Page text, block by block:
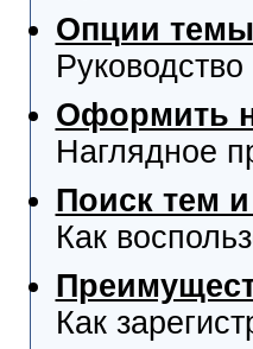
Опции темы
Оформить
Наглядное
Поиск тем
Как
Как